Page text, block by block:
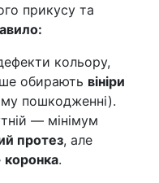
прикусу та
кольору,
обирають вініри
пошкодженні).
— мінімум
протез, але
коронка.